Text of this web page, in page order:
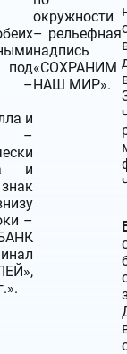
–
и
–
и
–
окружности
– рельефная
надпись
«СОХРАНИМ
НАШ МИР».